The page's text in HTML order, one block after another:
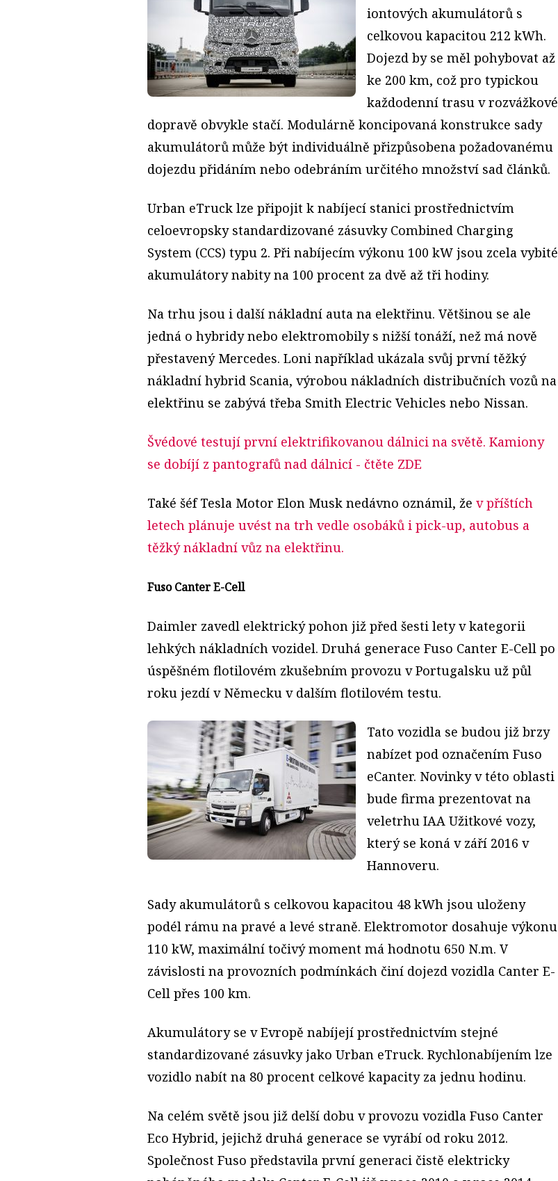
iontových akumulátorů s
celkovou kapacitou 212 kWh.
Dojezd by se měl pohybovat až
ke 200 km, což pro typickou
každodenní trasu v rozvážkové
dopravě obvykle stačí. Modulárně koncipovaná konstrukce sady
akumulátorů může být individuálně přizpůsobena požadovanému
dojezdu přidáním nebo odebráním určitého množství sad článků.
Urban eTruck lze připojit k nabíjecí stanici prostřednictvím
celoevropsky standardizované zásuvky Combined Charging
System (CCS) typu 2. Při nabíjecím výkonu 100 kW jsou zcela vybité
akumulátory nabity na 100 procent za dvě až tři hodiny.
Na trhu jsou i další nákladní auta na elektřinu. Většinou se ale
jedná o hybridy nebo elektromobily s nižší tonáží, než má nově
přestavený Mercedes. Loni například ukázala svůj první těžký
nákladní hybrid Scania, výrobou nákladních distribučních vozů na
elektřinu se zabývá třeba Smith Electric Vehicles nebo Nissan.
Švédové testují první elektrifikovanou dálnici na světě. Kamiony
se dobíjí z pantografů nad dálnicí - čtěte ZDE
Také šéf Tesla Motor Elon Musk nedávno oznámil, že v příštích
letech plánuje uvést na trh vedle osobáků i pick-up, autobus a
těžký nákladní vůz na elektřinu.
Fuso Canter E-Cell
Daimler zavedl elektrický pohon již před šesti lety v kategorii
lehkých nákladních vozidel. Druhá generace Fuso Canter E-Cell po
úspěšném flotilovém zkušebním provozu v Portugalsku už půl
roku jezdí v Německu v dalším flotilovém testu.
Tato vozidla se budou již brzy
nabízet pod označením Fuso
eCanter. Novinky v této oblasti
bude firma prezentovat na
veletrhu IAA Užitkové vozy,
který se koná v září 2016 v
Hannoveru.
Sady akumulátorů s celkovou kapacitou 48 kWh jsou uloženy
podél rámu na pravé a levé straně. Elektromotor dosahuje výkonu
110 kW, maximální točivý moment má hodnotu 650 N.m. V
závislosti na provozních podmínkách činí dojezd vozidla Canter E-
Cell přes 100 km.
Akumulátory se v Evropě nabíjejí prostřednictvím stejné
standardizované zásuvky jako Urban eTruck. Rychlonabíjením lze
vozidlo nabít na 80 procent celkové kapacity za jednu hodinu.
Na celém světě jsou již delší dobu v provozu vozidla Fuso Canter
Eco Hybrid, jejichž druhá generace se vyrábí od roku 2012.
Společnost Fuso představila první generaci čistě elektricky